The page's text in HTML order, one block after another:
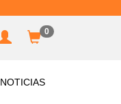
0
NOTICIAS